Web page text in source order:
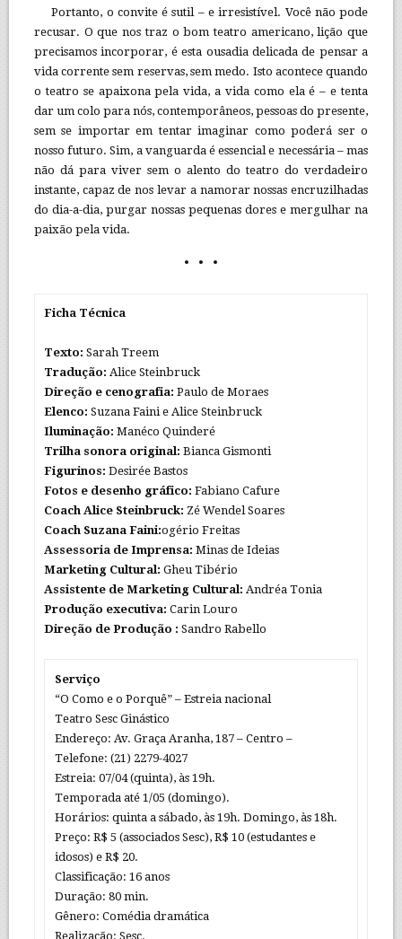
Portanto, o convite é sutil – e irresistível. Você não pode
recusar. O que nos traz o bom teatro americano, lição que
precisamos incorporar, é esta ousadia delicada de pensar a
vida corrente sem reservas, sem medo. Isto acontece quando
o teatro se apaixona pela vida, a vida como ela é – e tenta
dar um colo para nós, contemporâneos, pessoas do presente,
sem se importar em tentar imaginar como poderá ser o
nosso futuro. Sim, a vanguarda é essencial e necessária – mas
não dá para viver sem o alento do teatro do verdadeiro
instante, capaz de nos levar a namorar nossas encruzilhadas
do dia-a-dia, purgar nossas pequenas dores e mergulhar na
paixão pela vida.
Ficha Técnica
Texto: Sarah Treem
Tradução: Alice Steinbruck
Direção e cenografia: Paulo de Moraes
Elenco: Suzana Faini e Alice Steinbruck
Iluminação: Manéco Quinderé
Trilha sonora original: Bianca Gismonti
Figurinos: Desirée Bastos
Fotos e desenho gráfico: Fabiano Cafure
Coach Alice Steinbruck: Zé Wendel Soares
Coach Suzana Faini:ogério Freitas
Assessoria de Imprensa: Minas de Ideias
Marketing Cultural: Gheu Tibério
Assistente de Marketing Cultural: Andréa Tonia
Produção executiva: Carin Louro
Direção de Produção : Sandro Rabello
Serviço
“O Como e o Porquê” – Estreia nacional
Teatro Sesc Ginástico
Endereço: Av. Graça Aranha, 187 – Centro –
Telefone: (21) 2279-4027
Estreia: 07/04 (quinta), às 19h.
Temporada até 1/05 (domingo).
Horários: quinta a sábado, às 19h. Domingo, às 18h.
Preço: R$ 5 (associados Sesc), R$ 10 (estudantes e
idosos) e R$ 20.
Classificação: 16 anos
Duração: 80 min.
Gênero: Comédia dramática
Realização: Sesc.